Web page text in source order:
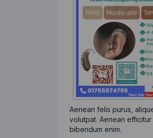
Aenean felis purus,
volutpat. Aenean efficitur
bibendum enim.